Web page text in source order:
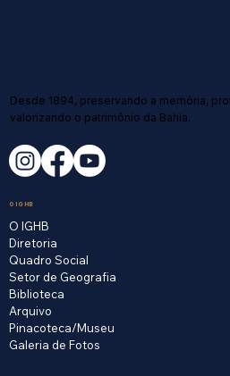
Desde 1894, preservando a memória,
valorizando o patrimônio da Bahia.
O IGHB
O IGHB
Diretoria
Quadro Social
Setor de Geografia
Biblioteca
Arquivo
Pinacoteca/Museu
Galeria de Fotos